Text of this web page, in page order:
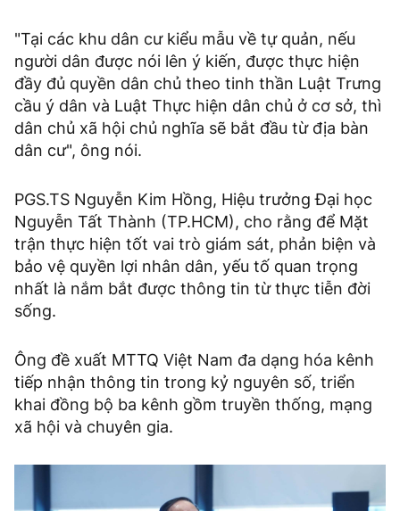
"Tại các khu dân cư kiểu mẫu về tự quản, nếu
người dân được nói lên ý kiến, được thực hiện
đầy đủ quyền dân chủ theo tinh thần Luật Trưng
cầu ý dân và Luật Thực hiện dân chủ ở cơ sở, thì
dân chủ xã hội chủ nghĩa sẽ bắt đầu từ địa bàn
dân cư", ông nói.
PGS.TS Nguyễn Kim Hồng, Hiệu trưởng Đại học
Nguyễn Tất Thành (TP.HCM), cho rằng để Mặt
trận thực hiện tốt vai trò giám sát, phản biện và
bảo vệ quyền lợi nhân dân, yếu tố quan trọng
nhất là nắm bắt được thông tin từ thực tiễn đời
sống.
Ông đề xuất MTTQ Việt Nam đa dạng hóa kênh
tiếp nhận thông tin trong kỷ nguyên số, triển
khai đồng bộ ba kênh gồm truyền thống, mạng
xã hội và chuyên gia.